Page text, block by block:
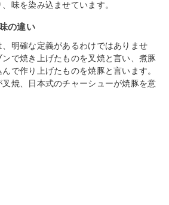
味を染み込ませています。
の違い
明確な定義があるわけではありませ
で焼き上げたものを叉焼と言い、煮豚
で作り上げたものを焼豚と言います。
焼、日本式のチャーシューが焼豚を意